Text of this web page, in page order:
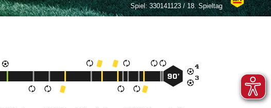
Spiel:330141123 / 18. Spieltag


90’